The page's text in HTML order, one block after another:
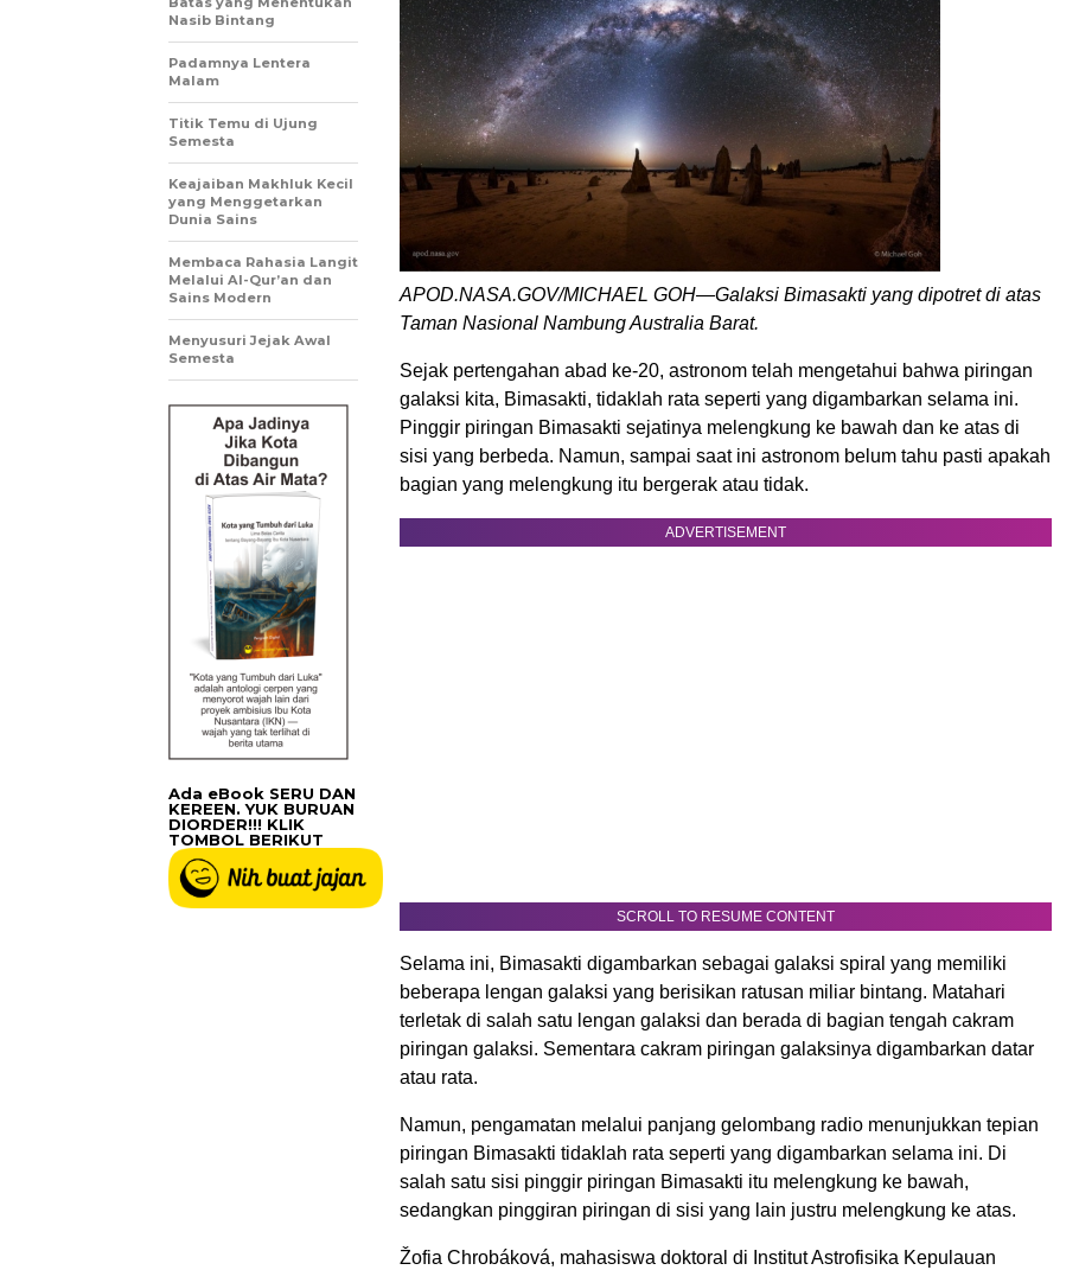
APOD.NASA.GOV/MICHAEL GOH—Galaksi Bimasakti yang dipotret di atas
Taman Nasional Nambung Australia Barat.
Sejak pertengahan abad ke-20, astronom telah mengetahui bahwa piringan
galaksi kita, Bimasakti, tidaklah rata seperti yang digambarkan selama ini.
Pinggir piringan Bimasakti sejatinya melengkung ke bawah dan ke atas di
sisi yang berbeda. Namun, sampai saat ini astronom belum tahu pasti apakah
bagian yang melengkung itu bergerak atau tidak.
ADVERTISEMENT
SCROLL TO RESUME CONTENT
Selama ini, Bimasakti digambarkan sebagai galaksi spiral yang memiliki
beberapa lengan galaksi yang berisikan ratusan miliar bintang. Matahari
terletak di salah satu lengan galaksi dan berada di bagian tengah cakram
piringan galaksi. Sementara cakram piringan galaksinya digambarkan datar
atau rata.
Namun, pengamatan melalui panjang gelombang radio menunjukkan tepian
piringan Bimasakti tidaklah rata seperti yang digambarkan selama ini. Di
salah satu sisi pinggir piringan Bimasakti itu melengkung ke bawah,
sedangkan pinggiran piringan di sisi yang lain justru melengkung ke atas.
Žofia Chrobáková, mahasiswa doktoral di Institut Astrofisika Kepulauan
Nasib Bintang
Padamnya Lentera
Malam
Titik Temu di Ujung
Semesta
Keajaiban Makhluk Kecil
yang Menggetarkan
Dunia Sains
Membaca Rahasia Langit
Melalui Al-Qur’an dan
Sains Modern
Menyusuri Jejak Awal
Semesta
Ada eBook SERU DAN
KEREEN. YUK BURUAN
DIORDER!!! KLIK
TOMBOL BERIKUT